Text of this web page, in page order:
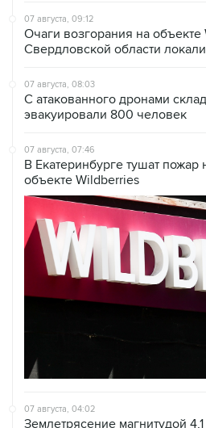
07 августа, 09:12
Очаги возгорания на объекте
Свердловской области
07 августа, 08:03
С атакованного дронами
эвакуировали 800 человек
07 августа, 07:46
В Екатеринбурге тушат пожар
объекте Wildberries
07 августа, 04:02
Землетрясение магнитудой